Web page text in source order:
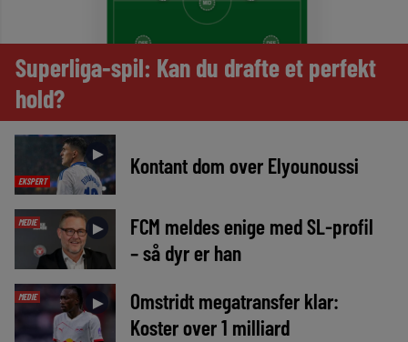
Superliga-spil: Kan du drafte et perfekt
hold?
EKSPERT
► Kontant dom over Elyounoussi
MEDIE ►
FCM meldes enige med SL-profil
– så dyr er han
MEDIE ►
Omstridt megatransfer klar:
Koster over 1 milliard